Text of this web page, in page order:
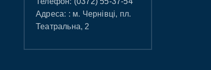
Адреса: : м. Чернівці, пл.
Театральна, 2